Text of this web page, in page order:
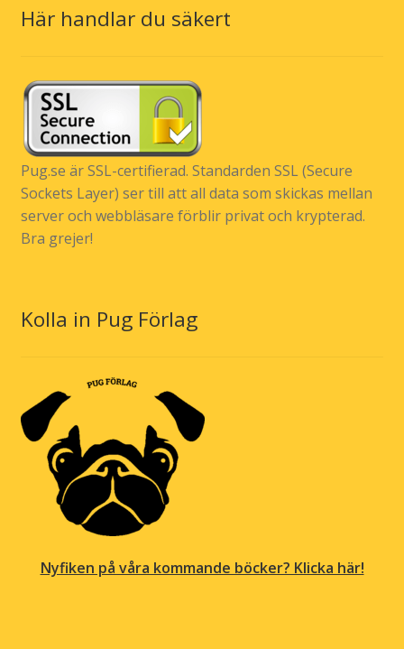
Här handlar du säkert
Pug.se är SSL-certifierad. Standarden SSL (Secure
Sockets Layer) ser till att all data som skickas mellan
server och webbläsare förblir privat och krypterad.
Bra grejer!
Kolla in Pug Förlag
Nyfiken på våra kommande böcker? Klicka här!